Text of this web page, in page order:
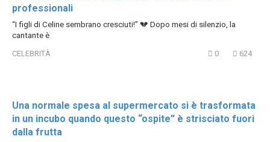
professionali
“I figli di Celine sembrano cresciuti!” 💔 Dopo mesi di silenzio, la
cantante è
CELEBRITÀ 0 624
Una normale spesa al supermercato si è trasformata
in un incubo quando questo “ospite” è strisciato fuori
dalla frutta